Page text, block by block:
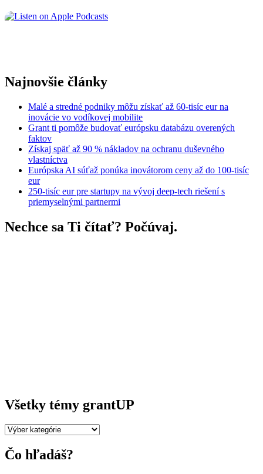
Najnovšie články
Malé a stredné podniky môžu získať až 60-tisíc eur na
inovácie vo vodíkovej mobilite
Grant ti pomôže budovať európsku databázu overených
faktov
Získaj späť až 90 % nákladov na ochranu duševného
vlastníctva
Európska AI súťaž ponúka inovátorom ceny až do 100-tisíc
eur
250-tisíc eur pre startupy na vývoj deep-tech riešení s
priemyselnými partnermi
Nechce sa Ti čítať? Počúvaj.
Všetky témy grantUP
Všetky
grantUP
Čo hľadáš?